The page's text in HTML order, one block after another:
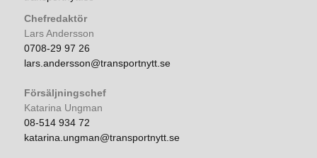
Chefredaktör
Lars Andersson
0708-29 97 26
lars.andersson@transportnytt.se
Försäljningschef
Katarina Ungman
08-514 934 72
katarina.ungman@transportnytt.se